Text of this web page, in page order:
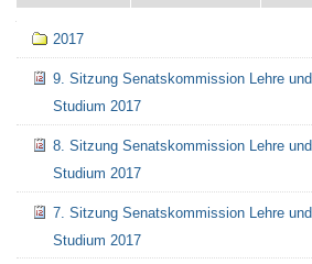
Navigation
2017
9. Sitzung Senatskommission Lehre und
Studium 2017
8. Sitzung Senatskommission Lehre und
Studium 2017
7. Sitzung Senatskommission Lehre und
Studium 2017